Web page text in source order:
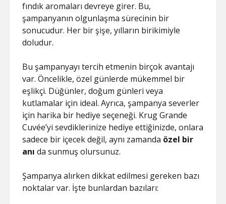
fındık aromaları devreye girer. Bu,
şampanyanın olgunlaşma sürecinin bir
sonucudur. Her bir şişe, yılların birikimiyle
doludur.
Bu şampanyayı tercih etmenin birçok avantajı
var. Öncelikle, özel günlerde mükemmel bir
eşlikçi. Düğünler, doğum günleri veya
kutlamalar için ideal. Ayrıca, şampanya severler
için harika bir hediye seçeneği. Krug Grande
Cuvée’yi sevdiklerinize hediye ettiğinizde, onlara
sadece bir içecek değil, aynı zamanda özel bir
anı da sunmuş olursunuz.
Şampanya alırken dikkat edilmesi gereken bazı
noktalar var. İşte bunlardan bazıları: